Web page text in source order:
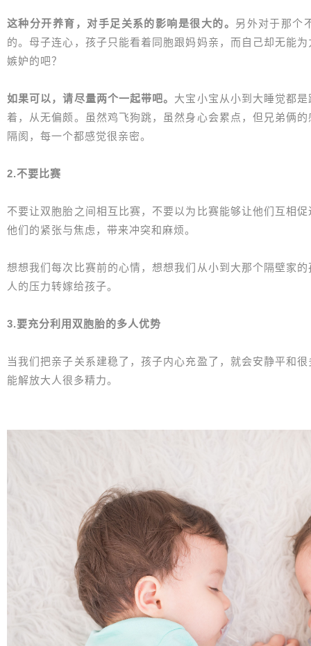
这种分开养育，对手足关系的影响是很大的。 另外对于那个
的。母子连心，孩子只能看着同胞跟妈妈亲，而自己却无能
嫉妒的吧？
如果可以，请尽量两个一起带吧。 大宝小宝从小到大睡觉都
着，从无偏颇。虽然鸡飞狗跳，虽然身心会累点，但兄弟俩
隔阂，每一个都感觉很亲密。
2.不要比赛
不要让双胞胎之间相互比赛，不要以为比赛能够让他们互相
他们的紧张与焦虑，带来冲突和麻烦。
想想我们每次比赛前的心情，想想我们从小到大那个隔壁家
人的压力转嫁给孩子。
3.要充分利用双胞胎的多人优势
当我们把亲子关系建稳了，孩子内心充盈了，就会安静平和
能解放大人很多精力。